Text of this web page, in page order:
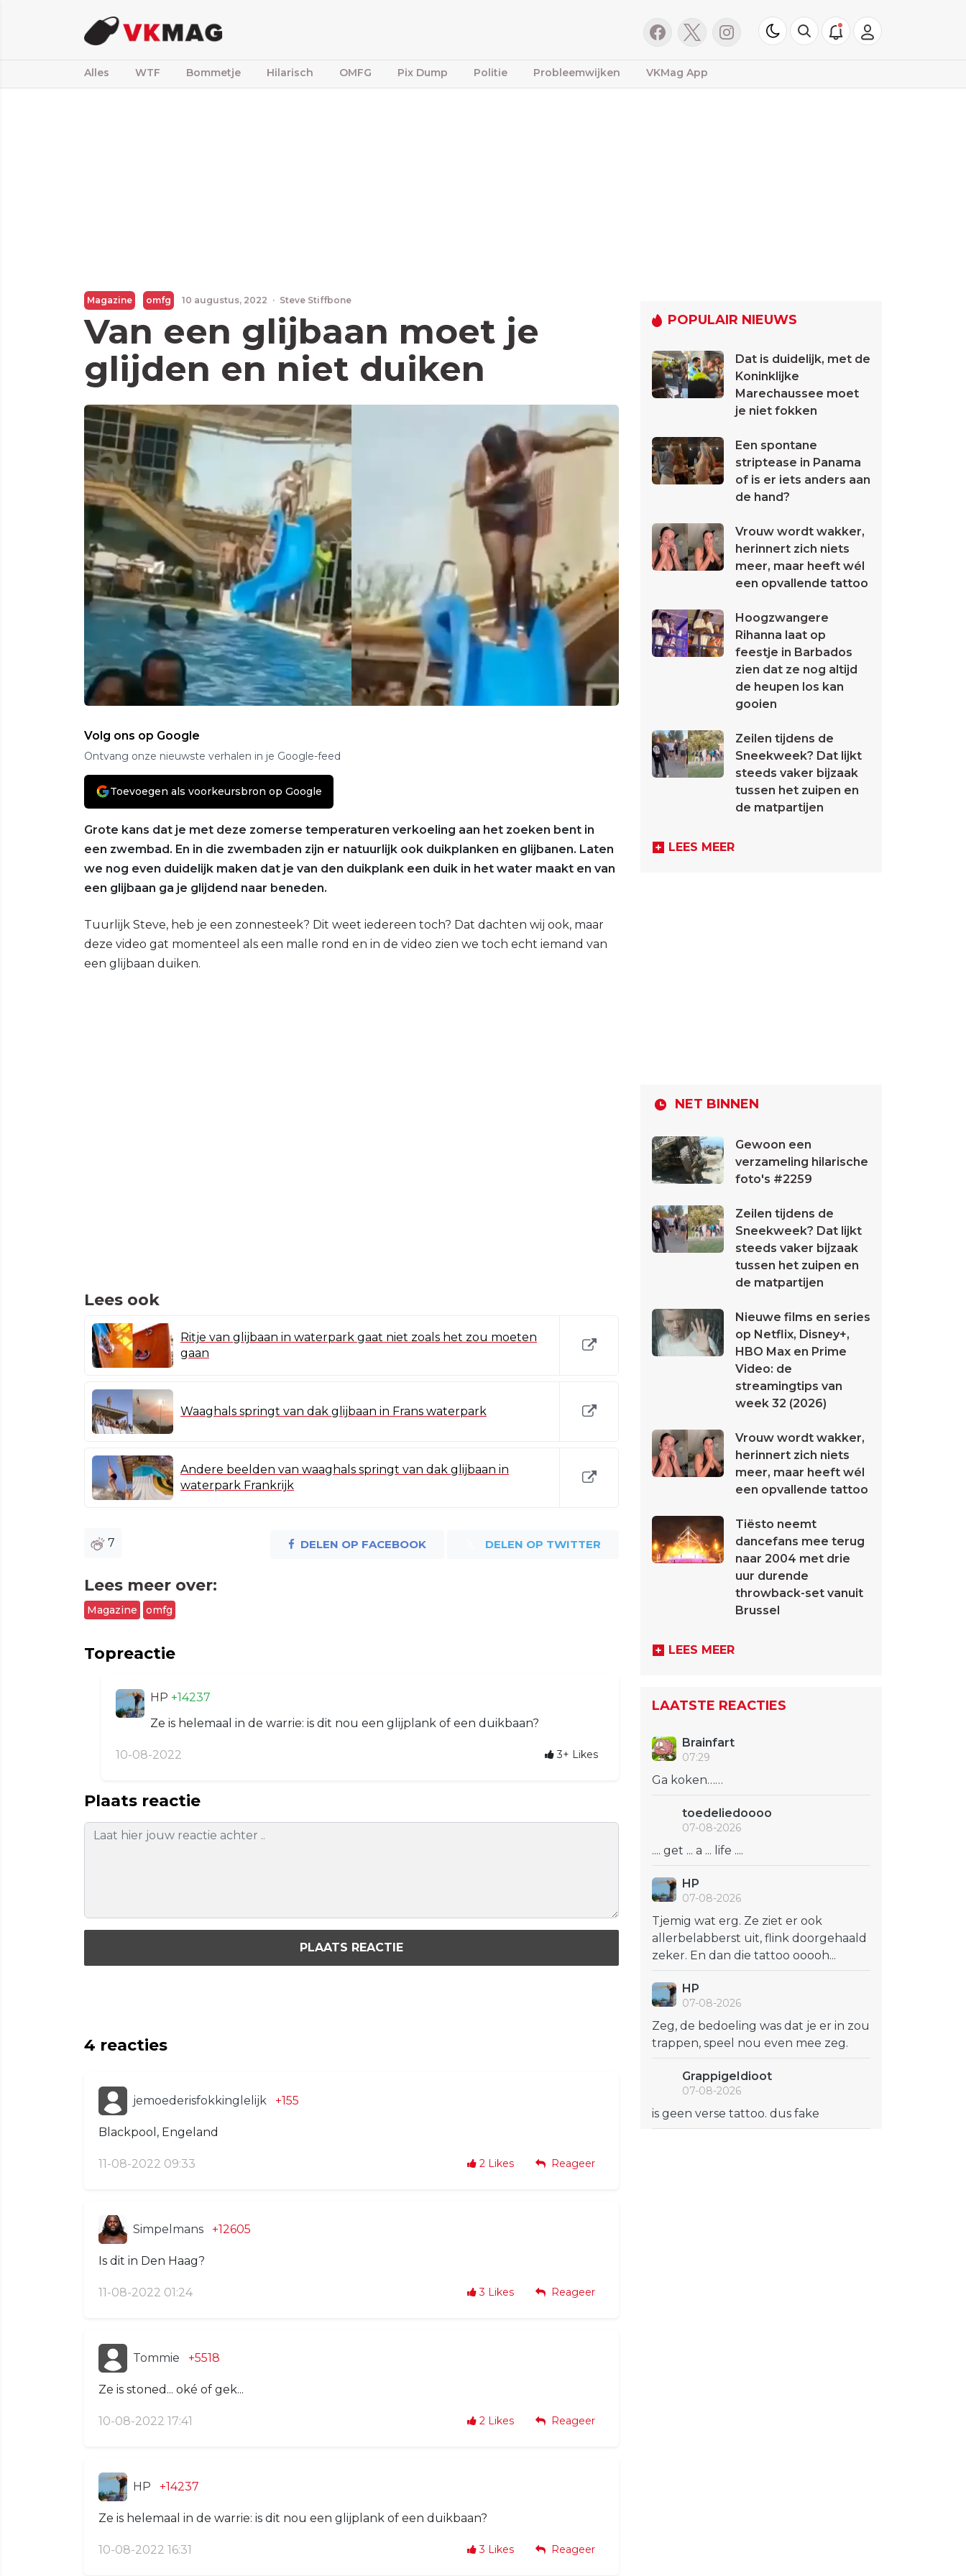
Alles WTF Bommetje Hilarisch OMFG Pix Dump Politie Probleemwijken VKMag App
Magazine omfg 10 augustus, 2022 · Steve Stiffbone
Van een glijbaan moet je
glijden en niet duiken
Volg ons op Google
Ontvang onze nieuwste verhalen in je Google-feed
Toevoegen als voorkeursbron op Google
Grote kans dat je met deze zomerse temperaturen verkoeling aan het zoeken bent in
een zwembad. En in die zwembaden zijn er natuurlijk ook duikplanken en glijbanen. Laten
we nog even duidelijk maken dat je van den duikplank een duik in het water maakt en van
een glijbaan ga je glijdend naar beneden.
Tuurlijk Steve, heb je een zonnesteek? Dit weet iedereen toch? Dat dachten wij ook, maar
deze video gat momenteel als een malle rond en in de video zien we toch echt iemand van
een glijbaan duiken.
Lees ook
Ritje van glijbaan in waterpark gaat niet zoals het zou moeten
gaan
Waaghals springt van dak glijbaan in Frans waterpark
Andere beelden van waaghals springt van dak glijbaan in
waterpark Frankrijk
7 DELEN OP FACEBOOK DELEN OP TWITTER
Lees meer over:
Magazine omfg
Topreactie
HP +14237
Ze is helemaal in de warrie: is dit nou een glijplank of een duikbaan?
10-08-2022 3+ Likes
Plaats reactie
PLAATS REACTIE
4 reacties
jemoederisfokkinglelijk +155
Blackpool, Engeland
11-08-2022 09:33 2 Likes Reageer
Simpelmans +12605
Is dit in Den Haag?
11-08-2022 01:24 3 Likes Reageer
Tommie +5518
Ze is stoned... oké of gek...
10-08-2022 17:41 2 Likes Reageer
HP +14237
Ze is helemaal in de warrie: is dit nou een glijplank of een duikbaan?
10-08-2022 16:31 3 Likes Reageer
POPULAIR NIEUWS
Dat is duidelijk, met de
Koninklijke
Marechaussee moet
je niet fokken
Een spontane
striptease in Panama
of is er iets anders aan
de hand?
Vrouw wordt wakker,
herinnert zich niets
meer, maar heeft wél
een opvallende tattoo
Hoogzwangere
Rihanna laat op
feestje in Barbados
zien dat ze nog altijd
de heupen los kan
gooien
Zeilen tijdens de
Sneekweek? Dat lijkt
steeds vaker bijzaak
tussen het zuipen en
de matpartijen
LEES MEER
NET BINNEN
Gewoon een
verzameling hilarische
foto's #2259
Zeilen tijdens de
Sneekweek? Dat lijkt
steeds vaker bijzaak
tussen het zuipen en
de matpartijen
Nieuwe films en series
op Netflix, Disney+,
HBO Max en Prime
Video: de
streamingtips van
week 32 (2026)
Vrouw wordt wakker,
herinnert zich niets
meer, maar heeft wél
een opvallende tattoo
Tiësto neemt
dancefans mee terug
naar 2004 met drie
uur durende
throwback-set vanuit
Brussel
LEES MEER
LAATSTE REACTIES
Brainfart
07:29
Ga koken……
toedeliedoooo
07-08-2026
.... get ... a ... life ....
HP
07-08-2026
Tjemig wat erg. Ze ziet er ook
allerbelabberst uit, flink doorgehaald
zeker. En dan die tattoo ooooh...
HP
07-08-2026
Zeg, de bedoeling was dat je er in zou
trappen, speel nou even mee zeg.
GrappigeIdioot
07-08-2026
is geen verse tattoo. dus fake